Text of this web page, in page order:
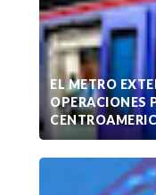
EL METRO
OPERACIONES